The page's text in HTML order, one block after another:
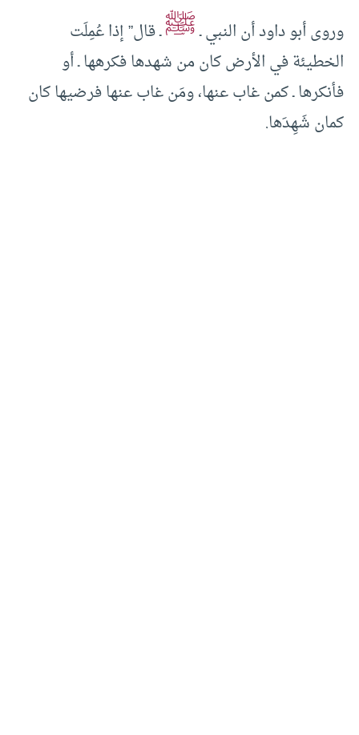
وروى أبو داود أن النبي ـﷺـ قال” إذا عُمِلَت
الخطيئة في الأرض كان من شهدها فكرهها ـ أو
فأنكرها ـ كمن غاب عنها، ومَن غاب عنها فرضيها كان
كمان شَهِدَها.